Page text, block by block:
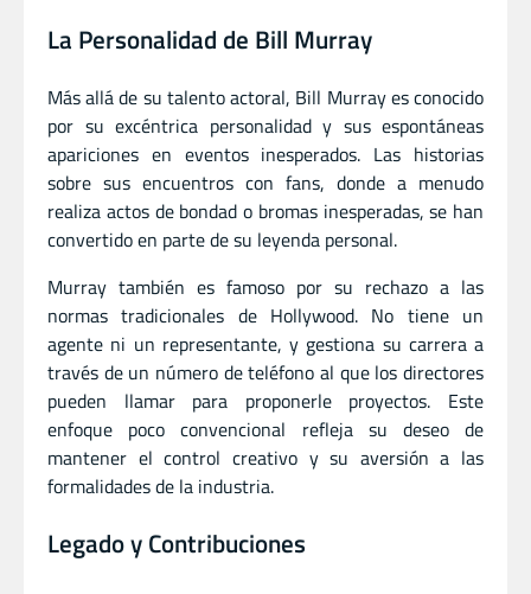
La Personalidad de Bill Murray
Más allá de su talento actoral, Bill Murray es conocido
por su excéntrica personalidad y sus espontáneas
apariciones en eventos inesperados. Las historias
sobre sus encuentros con fans, donde a menudo
realiza actos de bondad o bromas inesperadas, se han
convertido en parte de su leyenda personal.
Murray también es famoso por su rechazo a las
normas tradicionales de Hollywood. No tiene un
agente ni un representante, y gestiona su carrera a
través de un número de teléfono al que los directores
pueden llamar para proponerle proyectos. Este
enfoque poco convencional refleja su deseo de
mantener el control creativo y su aversión a las
formalidades de la industria.
Legado y Contribuciones